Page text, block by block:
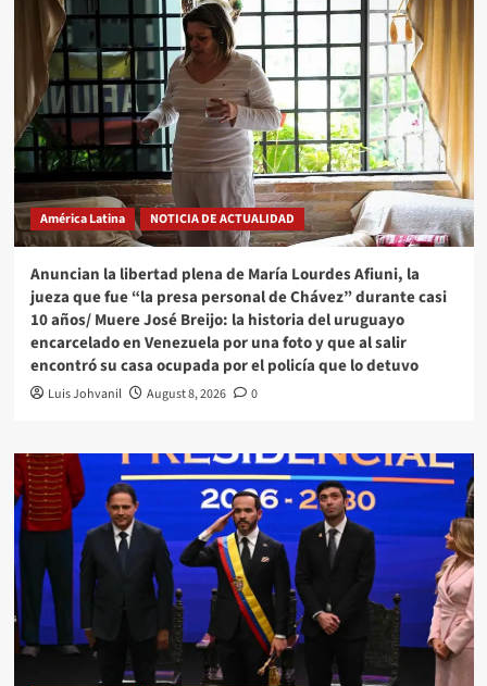
América Latina NOTICIA DE ACTUALIDAD
Anuncian la libertad plena de María Lourdes Afiuni, la
jueza que fue “la presa personal de Chávez” durante casi
10 años/ Muere José Breijo: la historia del uruguayo
encarcelado en Venezuela por una foto y que al salir
encontró su casa ocupada por el policía que lo detuvo
Luis Johvanil August 8, 2026 0